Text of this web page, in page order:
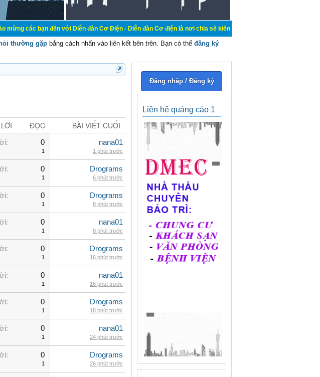
bạn đến với Diễn đàn Cơ Điện - Diễn đàn Cơ điện là nơi chia sẽ kiến thức kinh nghiệm trong lãnh vực cơ
thường gặp bằng cách nhấn vào liên kết bên trên. Bạn có thể đăng ký
ĐỌC BÀI VIẾT CUỐI
0
1
nana01
1 phút trước
0
1
Drograms
6 phút trước
0
1
Drograms
8 phút trước
0
1
nana01
8 phút trước
0
1
Drograms
16 phút trước
0
1
nana01
16 phút trước
0
1
Drograms
18 phút trước
0
1
nana01
24 phút trước
0
1
Drograms
26 phút trước
Đăng nhập / Đăng ký
Liên hệ quảng cáo 1